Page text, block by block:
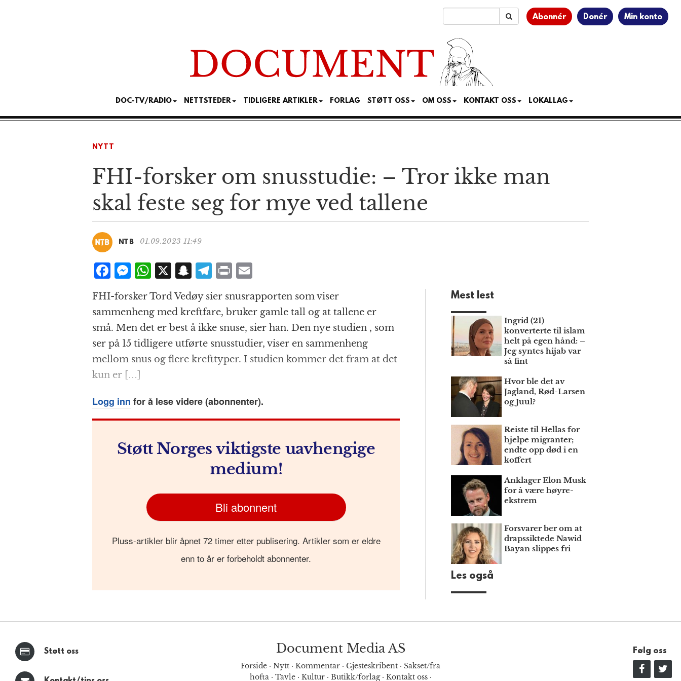
Abonnér Donér Min konto
DOC-TV/RADIO NETTSTEDER TIDLIGERE ARTIKLER FORLAG STØTT OSS OM OSS KONTAKT OSS LOKALLAG
NYTT
FHI-forsker om snusstudie: – Tror ikke man
skal feste seg for mye ved tallene
NTB 01.09.2023 11:49
F
a
c
e
b
o
o
k
M
e
ss
e
n
g
e
r
W
h
at
s
A
p
p
X S
a
p
c
h
at
T
el
e
g
r
a
m
P
n
t
ai
l
FHI-forsker Tord Vedøy sier snusrapporten som viser
sammenheng med kreftfare, bruker gamle tall og at tallene er
små. Men det er best å ikke snuse, sier han. Den nye studien , som
ser på 15 tidligere utførte snusstudier, viser en sammenheng
mellom snus og flere krefttyper. I studien kommer det fram at det
kun er […]
Logg inn for å lese videre (abonnenter).
Støtt Norges viktigste uavhengige
medium!
Bli abonnent
Pluss-artikler blir åpnet 72 timer etter publisering. Artikler som er eldre
enn to år er forbeholdt abonnenter.
Mest lest
Ingrid (21)
konverterte til islam
helt på egen hånd: –
Jeg syntes hijab var
så fint
Hvor ble det av
Jagland, Rød-Larsen
og Juul?
Reiste til Hellas for
hjelpe migranter;
endte opp død i en
koffert
Anklager Elon Musk
for å være høyre­
ekstrem
Forsvarer ber om at
draps­siktede Nawid
Bayan slippes fri
Les også
Støtt oss Document Media AS
Forside · Nytt · Kommentar · Gjesteskribent · Sakset/fra
hofta· Tavle· Kultur· Butikk/forlag· Kontakt oss·
Følg oss